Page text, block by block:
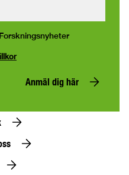
Forskningsnyheter
Anmäl dig här